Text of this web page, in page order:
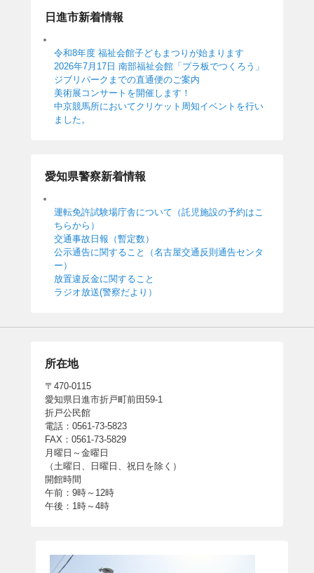
日進市新着情報
令和8年度 福祉会館子どもまつりが始まります
2026年7月17日 南部福祉会館「プラ板でつくろう」
ジブリパークまでの直通便のご案内
美術展コンサートを開催します！
中京競馬所においてクリケット周知イベントを行い
ました。
愛知県警察新着情報
運転免許試験場庁舎について（託児施設の予約はこ
ちらから）
交通事故日報（暫定数）
公示通告に関すること（名古屋交通反則通告センタ
ー）
放置違反金に関すること
ラジオ放送(警察だより）
所在地
〒470-0115
愛知県日進市折戸町前田59-1
折戸公民館
電話：0561-73-5823
FAX：0561-73-5829
月曜日～金曜日
（土曜日、日曜日、祝日を除く）
開館時間
午前：9時～12時
午後：1時～4時